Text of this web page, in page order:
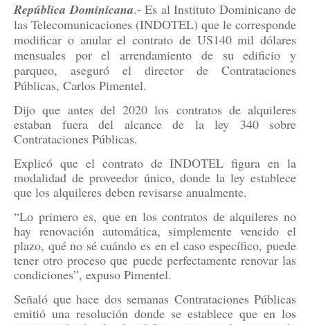
República Dominicana.- Es al Instituto Dominicano de
las Telecomunicaciones (INDOTEL) que le corresponde
modificar o anular el contrato de US140 mil dólares
mensuales por el arrendamiento de su edificio y
parqueo, aseguró el director de Contrataciones
Públicas, Carlos Pimentel.
Dijo que antes del 2020 los contratos de alquileres
estaban fuera del alcance de la ley 340 sobre
Contrataciones Públicas.
Explicó que el contrato de INDOTEL figura en la
modalidad de proveedor único, donde la ley establece
que los alquileres deben revisarse anualmente.
“Lo primero es, que en los contratos de alquileres no
hay renovación automática, simplemente vencido el
plazo, qué no sé cuándo es en el caso específico, puede
tener otro proceso que puede perfectamente renovar las
condiciones”, expuso Pimentel.
Señaló que hace dos semanas Contrataciones Públicas
emitió una resolución donde se establece que en los